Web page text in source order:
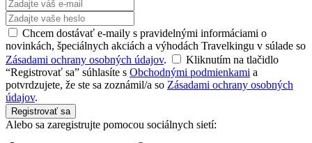
Chcem dostávať e-maily s pravidelnými informáciami o
novinkách, špeciálnych akciách a výhodách Travelkingu v súlade so
Zásadami ochrany osobných údajov.
Kliknutím na tlačidlo
“Registrovať sa” súhlasíte s Obchodnými podmienkami a
potvrdzujete, že ste sa zoznámil/a so Zásadami ochrany osobných
údajov.
Registrovať sa
Alebo sa zaregistrujte pomocou sociálnych sietí: